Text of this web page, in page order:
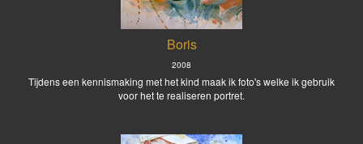
Boris
2008
Tijdens een kennismaking met het kind maak ik foto's welke ik gebruik
voor het te realiseren portret.